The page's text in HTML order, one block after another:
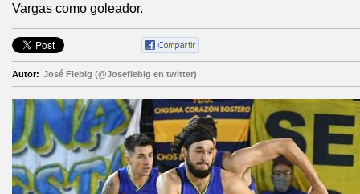
Vargas como goleador.
Autor: José Fiebig (@Josefiebig en twitter)